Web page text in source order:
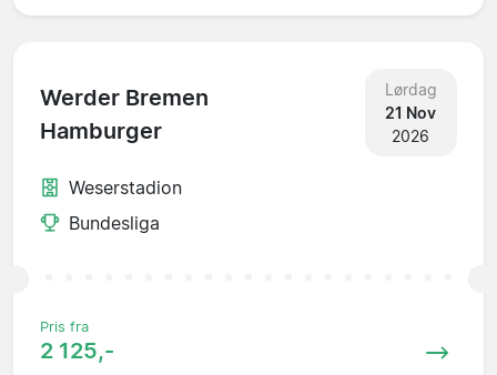
Werder Bremen
Hamburger
Lørdag
21 Nov
2026
Weserstadion
Bundesliga
Pris fra
2 125,-